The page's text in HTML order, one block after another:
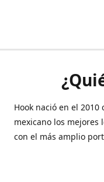
Hook nació en el
mexicano los mejores
con el más amplio